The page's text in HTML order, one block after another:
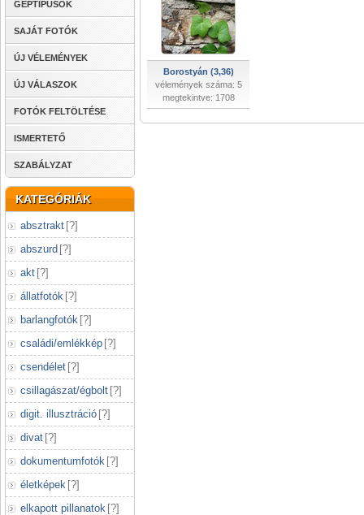
GÉPTÍPUSOK
SAJÁT FOTÓK
ÚJ VÉLEMÉNYEK
ÚJ VÁLASZOK
FOTÓK FELTÖLTÉSE
ISMERTETŐ
SZABÁLYZAT
KATEGÓRIÁK
absztrakt [?]
abszurd [?]
akt [?]
állatfotók [?]
barlangfotók [?]
családi/emlékkép [?]
csendélet [?]
csillagászat/égbolt [?]
digit. illusztráció [?]
divat [?]
dokumentumfotók [?]
életképek [?]
elkapott pillanatok [?]
Borostyán (3,36)
vélemények száma: 5
megtekintve: 1708